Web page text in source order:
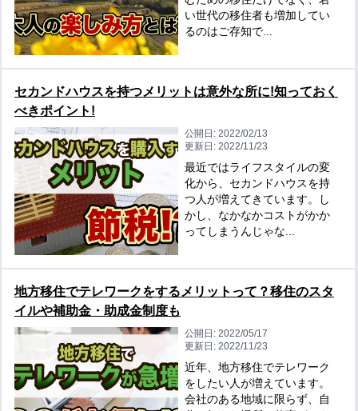
い世代の移住者も増加してい
るのはご存知で...
セカンドハウスを持つメリットは意外な所に!知っておく
べきポイント!
公開日: 2022/02/13
更新日: 2022/11/23
最近ではライフスタイルの変
化から、セカンドハウスを持
つ人が増えてきています。し
かし、なかなかコストがかか
ってしまうんじゃな...
地方移住でテレワークをするメリットって？移住のスタ
イルや補助金・助成金制度も
公開日: 2022/05/17
更新日: 2022/11/23
近年、地方移住でテレワーク
をしたい人が増えています。
会社のある地域に限らず、自